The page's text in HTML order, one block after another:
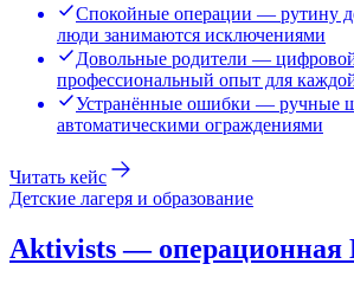
Спокойные операции — рутину
люди занимаются исключениями
Довольные родители —
профессиональный опыт для
Устранённые ошибки — ручные
автоматическими ограждениями
Читать кейс
Детские лагеря и образование
Aktivists — операционная